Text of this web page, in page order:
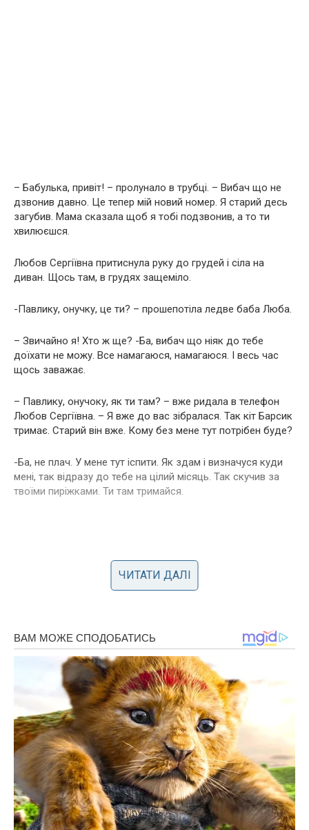
– Бабулька, привіт! – пролунало в трубці. – Вибач що не
дзвонив давно. Це тепер мій новий номер. Я старий десь
загубив. Мама сказала щоб я тобі подзвонив, а то ти
хвилюєшся.
Любов Сергіївна притиснула руку до гpyдей і сіла на
диван. Щось там, в гpyдях защеміло.
-Павлику, онучку, це ти? – прошепотіла ледве баба Люба.
– Звичайно я! Хто ж ще? -Ба, вибач що ніяк до тебе
доїхати не можу. Все намагаюся, намагаюся. І весь час
щось заважає.
– Павлику, онучоку, як ти там? – вже ридала в телефон
Любов Сергіївна. – Я вже до вас зібралася. Так кіт Барсик
тримає. Старий він вже. Кому без мене тут потрібен буде?
-Ба, не плач. У мене тут іспити. Як здам і визначуся куди
мені, так відразу до тебе на цілий місяць. Так скучив за
твоїми пиріжками. Ти там тримайся.
ЧИТАТИ ДАЛІ